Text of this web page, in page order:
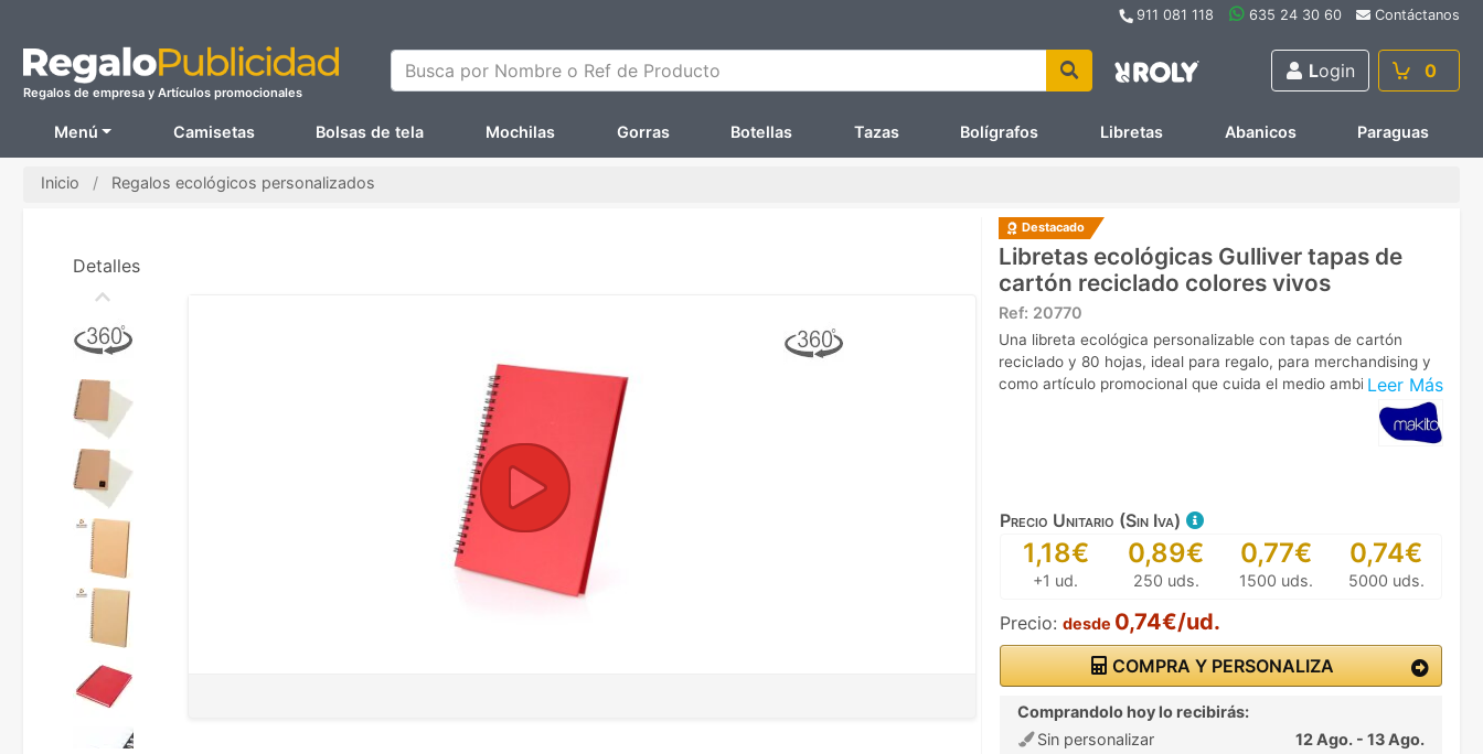
911 081 118 635 24 30 60 Contáctanos
Regalos de empresa y Artículos promocionales
Busca por Nombre o Ref de Producto Login 0
Menú Camisetas Bolsas de tela Mochilas Gorras Botellas Tazas Bolígrafos Libretas Abanicos Paraguas
Inicio Regalos ecológicos personalizados
Destacado
Libretas ecológicas Gulliver tapas de
cartón reciclado colores vivos
Ref: 20770
Leer Más
Una libreta ecológica personalizable con tapas de cartón
reciclado y 80 hojas, ideal para regalo, para merchandising y
como artículo promocional que cuida el medio ambiente.
Precio Unitario (Sin Iva)
1,18€
+1 ud.
0,89€
250 uds.
0,77€
1500 uds.
0,74€
5000 uds.
Precio: desde 0,74€/ud.
COMPRA Y PERSONALIZA
Comprandolo hoy lo recibirás:
Sin personalizar
12 Ago. - 13 Ago.
Detalles